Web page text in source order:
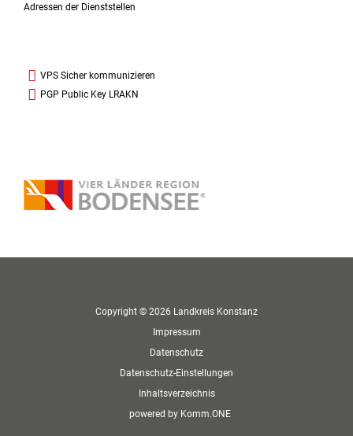
Adressen der Dienststellen
VPS Sicher kommunizieren
PGP Public Key LRAKN
Copyright © 2026 Landkreis Konstanz
Impressum
Datenschutz
Datenschutz-Einstellungen
Inhaltsverzeichnis
powered by Komm.ONE